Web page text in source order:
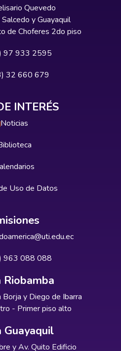
Quevedo
y Guayaquil
de Choferes 2do piso
97 933 2595
32 660 679
INTERÉS
Noticias
Uso de Datos
963 088 088
Riobamba
Borja y Diego de Ibarra
- Primer piso alto
Guayaquil
y Av. Quito Edificio